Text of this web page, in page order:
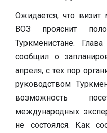
Ожидается, что визит
ВОЗ прояснит
Туркменистане.
сообщил о
апреля, с тех пор
руководством
возможность
международных
не состоялся. Как